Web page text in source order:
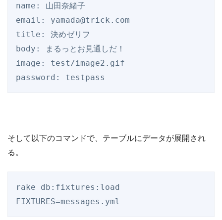
name: 山田奈緒子
email: yamada@trick.com
title: 決めゼリフ
body: まるっとお見通しだ！
image: test/image2.gif
password: testpass
そして以下のコマンドで、テーブルにデータが展開され
る。
rake db:fixtures:load